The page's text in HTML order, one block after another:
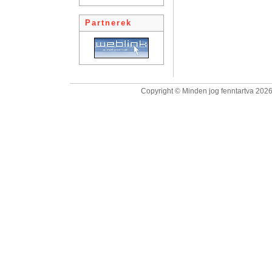
Partnerek
Copyright © Minden jog fenntartva